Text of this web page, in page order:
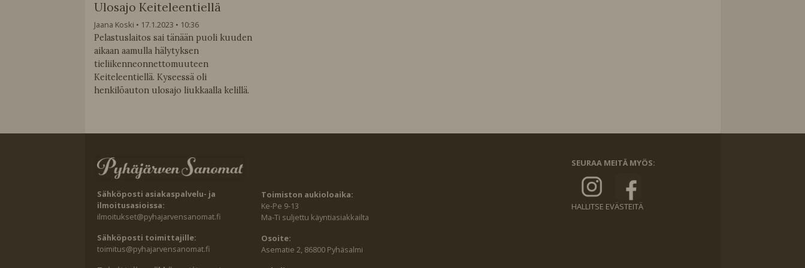
Ulosajo Keiteleentiellä
Jaana Koski 17.1.2023
10:36
Pelastuslaitos sai tänään puoli kuuden
aikaan aamulla hälytyksen
tieliikenneonnettomuuteen
Keiteleentiellä. Kyseessä oli
henkilöauton ulosajo liukkaalla kelillä.
Sähköposti asiakaspalvelu- ja
ilmoitusasioissa:
ilmoitukset@pyhajarvensanomat.fi
Sähköposti toimittajille:
toimitus@pyhajarvensanomat.fi
Toimiston aukioloaika:
Ke-Pe 9-13
Ma-Ti suljettu käyntiasiakkailta
Osoite:
Asematie 2, 86800 Pyhäsalmi
SEURAA MEITÄ MYÖS:
HALLITSE EVÄSTEITÄ